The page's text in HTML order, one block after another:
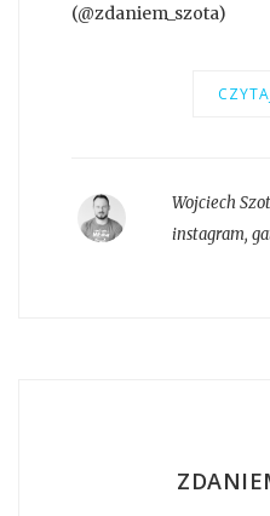
(@zdaniem_szota)
Wojciech Szot
instagram,